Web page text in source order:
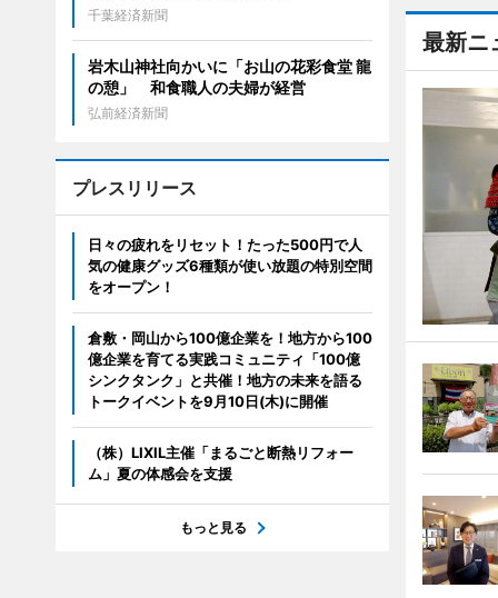
最新ニ
千葉経済新聞
岩木山神社向かいに「お山の花彩食堂 龍
の憩」 和食職人の夫婦が経営
弘前経済新聞
プレスリリース
日々の疲れをリセット！たった500円で人
気の健康グッズ6種類が使い放題の特別空間
をオープン！
倉敷・岡山から100億企業を！地方から100
億企業を育てる実践コミュニティ「100億
シンクタンク」と共催！地方の未来を語る
トークイベントを9月10日(木)に開催
（株）LIXIL主催「まるごと断熱リフォー
ム」夏の体感会を支援
もっと見る